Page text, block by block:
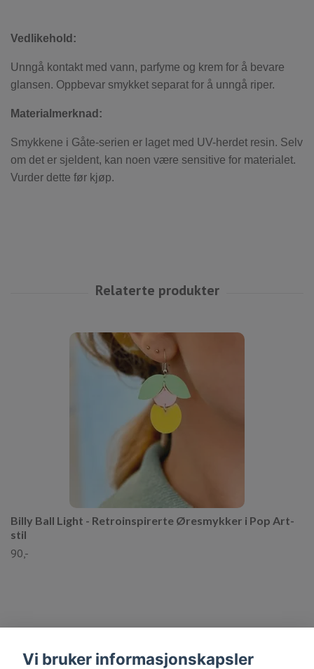
Vedlikehold:
Unngå kontakt med vann, parfyme og krem for å bevare
glansen. Oppbevar smykket separat for å unngå riper.
Materialmerknad:
Smykkene i Gåte-serien er laget med UV-herdet resin. Selv
om det er sjeldent, kan noen være sensitive for materialet.
Vurder dette før kjøp.
Billy Ball Light - Retroinspirerte Øresmykker i Pop Art-
stil
90,-
Vi bruker informasjonskapsler